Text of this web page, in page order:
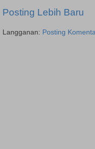
Posting Lebih Baru
Langganan: Posting